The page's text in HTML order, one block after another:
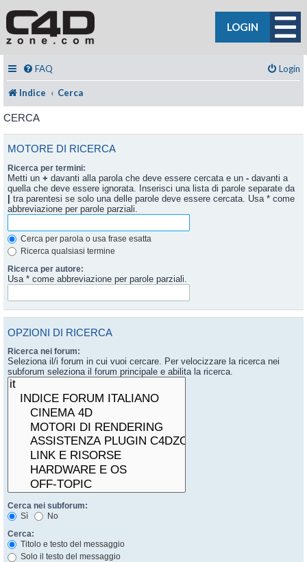
LOGIN
FAQ Login
Indice Cerca
CERCA
MOTORE DI RICERCA
Ricerca per termini:
Metti un + davanti alla parola che deve essere cercata e un - davanti a
quella che deve essere ignorata. Inserisci una lista di parole separate da
| tra parentesi se solo una delle parole deve essere cercata. Usa * come
abbreviazione per parole parziali.
Cerca per parola o usa frase esatta
Ricerca qualsiasi termine
Ricerca per autore:
Usa * come abbreviazione per parole parziali.
OPZIONI DI RICERCA
Ricerca nei forum:
Seleziona il/i forum in cui vuoi cercare. Per velocizzare la ricerca nei
subforum seleziona il forum principale e abilita la ricerca.
Cerca nei subforum:
Sì
No
Cerca:
Titolo e testo del messaggio
Solo il testo del messaggio